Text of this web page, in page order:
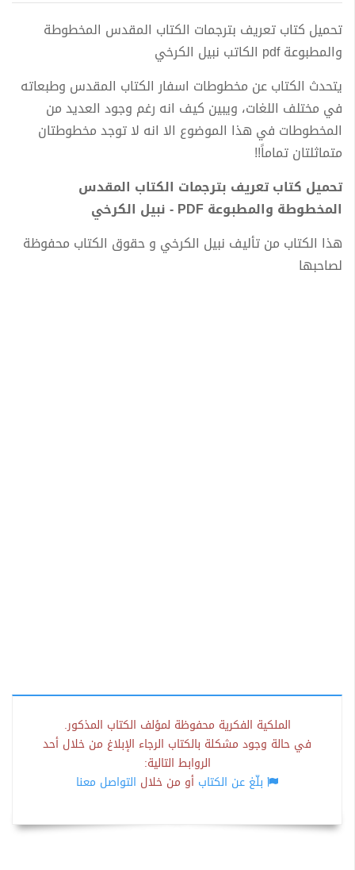
تحميل كتاب تعريف بترجمات الكتاب المقدس المخطوطة
والمطبوعة pdf الكاتب نبيل الكرخي
يتحدث الكتاب عن مخطوطات اسفار الكتاب المقدس وطبعاته
في مختلف اللغات، ويبين كيف انه رغم وجود العديد من
المخطوطات في هذا الموضوع الا انه لا توجد مخطوطتان
متماثلتان تماماً!!
تحميل كتاب تعريف بترجمات الكتاب المقدس
المخطوطة والمطبوعة PDF - نبيل الكرخي
هذا الكتاب من تأليف نبيل الكرخي و حقوق الكتاب محفوظة
لصاحبها
الملكية الفكرية محفوظة لمؤلف الكتاب المذكور.
في حالة وجود مشكلة بالكتاب الرجاء الإبلاغ من خلال أحد
الروابط التالية:
بلّغ عن الكتاب أو من خلال التواصل معنا